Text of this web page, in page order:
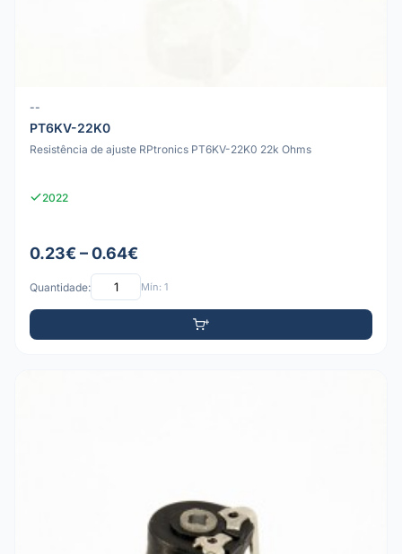
--
PT6KV-22K0
Resistência de ajuste RPtronics PT6KV-22K0 22k Ohms
2022
0.23€ – 0.64€
Quantidade: Mín: 1